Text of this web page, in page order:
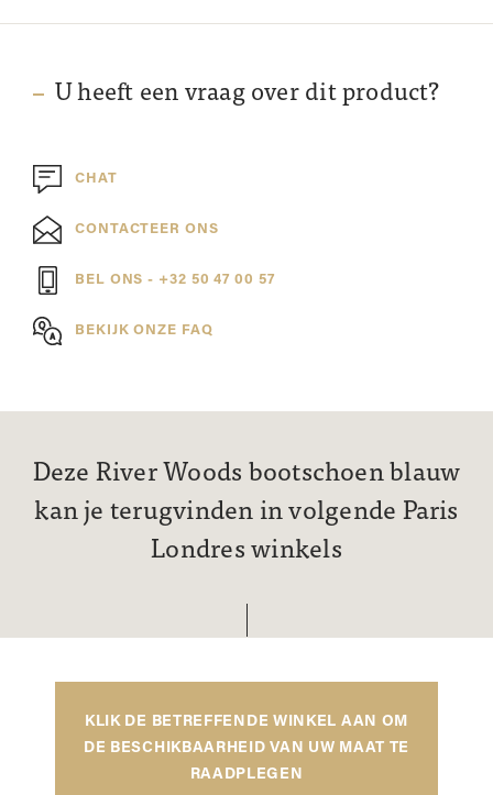
U heeft een vraag over dit product?
CHAT
CONTACTEER ONS
BEL ONS - +32 50 47 00 57
BEKIJK ONZE FAQ
Deze River Woods bootschoen blauw
kan je terugvinden in volgende Paris
Londres winkels
KLIK DE BETREFFENDE WINKEL AAN OM
DE BESCHIKBAARHEID VAN UW MAAT TE
RAADPLEGEN